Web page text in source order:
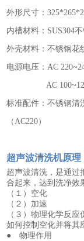
外形尺寸：
内槽材料：SUS304
外壳材料：不锈钢花
电源电压：AC
AC
标准配件：不锈钢清
（AC220）
超声波清洗机原理
超声波清洗，是通过
合起来，达到洗净效
（１）空化
（２）加速
（３）物理化学反应
如何控制空化并将其
● 物理作用